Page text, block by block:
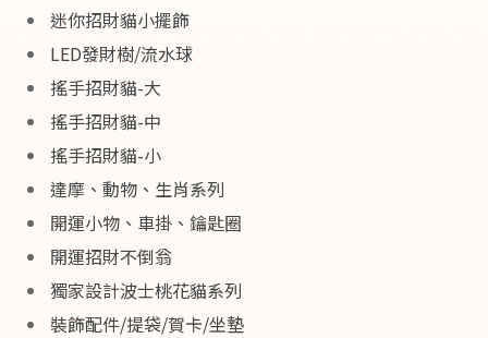
迷你招財貓小擺飾
LED發財樹/流水球
搖手招財貓-大
搖手招財貓-中
搖手招財貓-小
達摩、動物、生肖系列
開運小物、車掛、鑰匙圈
開運招財不倒翁
獨家設計波士桃花貓系列
裝飾配件/提袋/賀卡/坐墊